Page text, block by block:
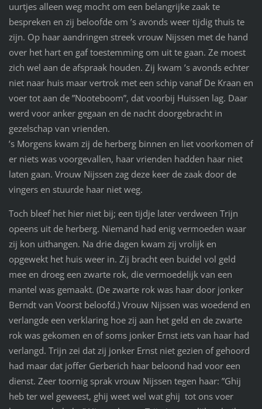
uurtjes alleen weg mocht om een belangrijke zaak te
bespreken en zij beloofde om ’s avonds weer tijdig thuis te
zijn. Op haar aandringen streek vrouw Nijssen met de hand
over het hart en gaf toestemming om uit te gaan. Ze moest
zich wel aan de afspraak houden. Zij kwam ’s avonds echter
niet naar huis maar vertrok met een schip vanaf De Kraan en
voer tot aan de ”Nooteboom”, dat voorbij Huissen lag. Daar
werd voor anker gegaan en de nacht doorgebracht in
gezelschap van vrienden.
’s Morgens kwam zij de herberg binnen en liet voorkomen of
er niets was voorgevallen, haar vrienden hadden haar niet
laten gaan. Vrouw Nijssen zag deze keer de zaak door de
vingers en stuurde haar niet weg.
Toch bleef het hier niet bij; een tijdje later verdween Trijn
opeens uit de herberg. Niemand had enig vermoeden waar
zij kon uithangen. Na drie dagen kwam zij vrolijk en
opgewekt het huis weer in. Zij bracht een buidel vol geld
mee en droeg een zwarte rok, die vermoedelijk van een
mantel was gemaakt. (De zwarte rok was haar door jonker
Berndt van Voorst beloofd.) Vrouw Nijssen was woedend en
verlangde een verklaring hoe zij aan het geld en de zwarte
rok was gekomen en of soms jonker Ernst iets van haar had
verlangd. Trijn zei dat zij jonker Ernst niet gezien of gehoord
had maar dat joffer Gerberich haar beloond had voor een
dienst. Zeer toornig sprak vrouw Nijssen tegen haar: ”Ghij
heb ter wel geweest, ghij weet wel wat ghij tot ons voer